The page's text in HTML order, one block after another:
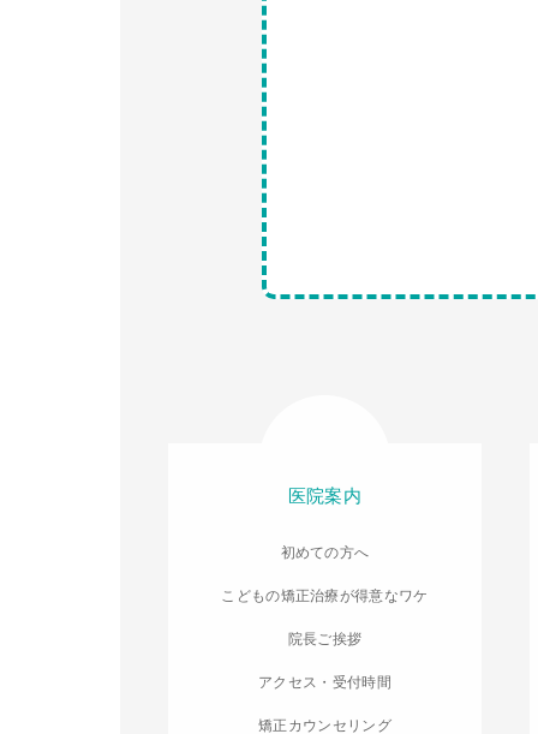
医院案内
初めての方へ
こどもの矯正治療が得意なワケ
院長ご挨拶
アクセス・受付時間
矯正カウンセリング